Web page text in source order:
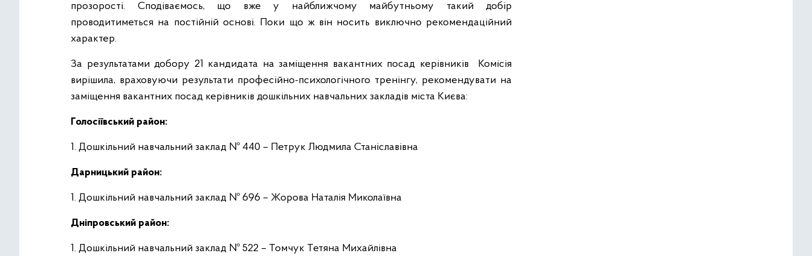
прозорості. Сподіваємось, що вже у найближчому майбутньому такий добір
проводитиметься на постійній основі. Поки що ж він носить виключно рекомендаційний
характер.
За результатами добору 21 кандидата на заміщення вакантних посад керівників Комісія
вирішила, враховуючи результати професійно-психологічного тренінгу, рекомендувати на
заміщення вакантних посад керівників дошкільних навчальних закладів міста Києва:
Голосіївський район:
1. Дошкільний навчальний заклад № 440 – Петрук Людмила Станіславівна
Дарницький район:
1. Дошкільний навчальний заклад № 696 – Жорова Наталія Миколаївна
Дніпровський район:
1. Дошкільний навчальний заклад № 522 – Томчук Тетяна Михайлівна